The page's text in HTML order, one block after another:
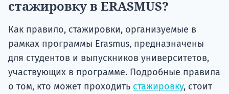
стажировку в ERASMUS?
Как правило, стажировки, организуемые в
рамках программы Erasmus, предназначены
для студентов и выпускников университетов,
участвующих в программе. Подробные правила
о том, кто может проходить стажировку, стоит